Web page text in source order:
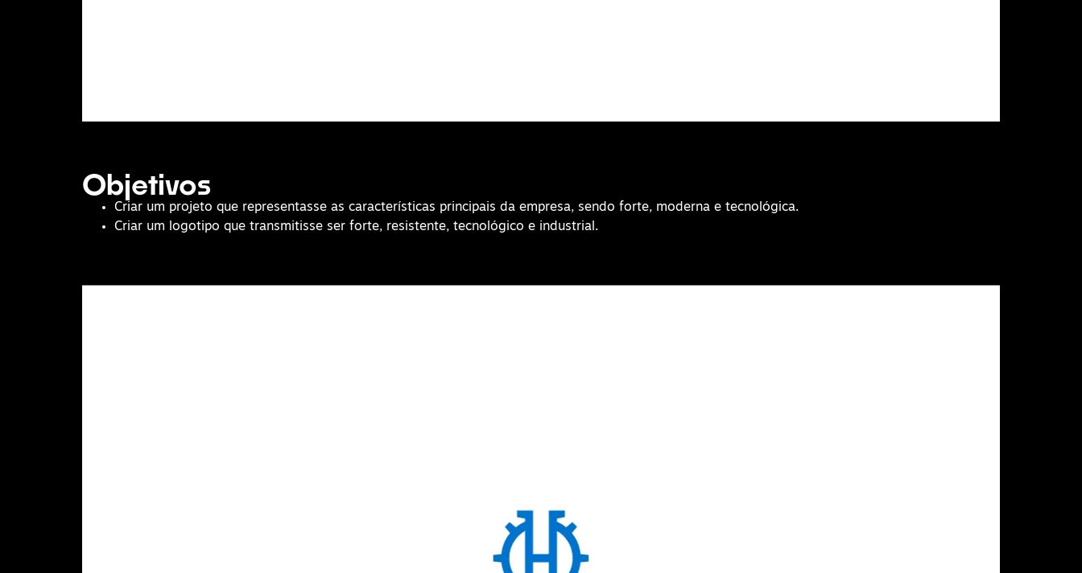
Objetivos
Criar um projeto que representasse as características principais da empresa, sendo forte, moderna e tecnológica.
Criar um logotipo que transmitisse ser forte, resistente, tecnológico e industrial.